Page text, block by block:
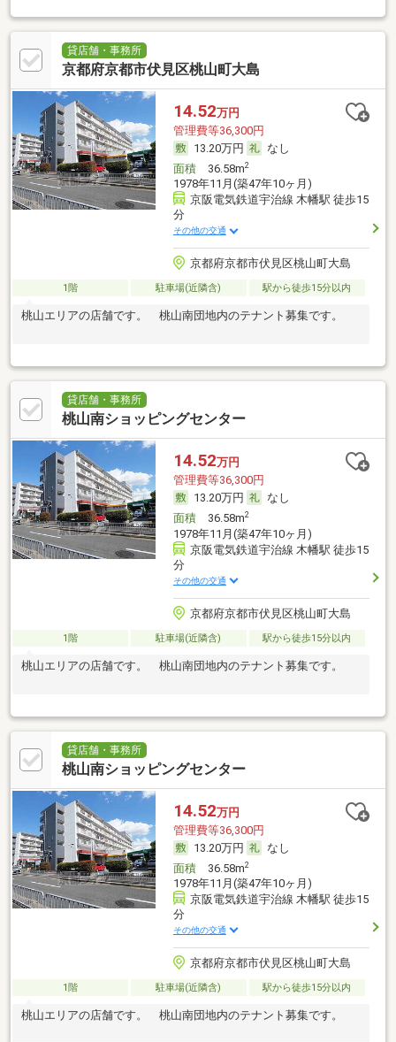
貸店舗・事務所
京都府京都市伏見区桃山町大島
14.52万円
管理費等36,300円
13.20万円
なし
面積36.58m2
1978年11月(築47年10ヶ月)
京阪電気鉄道宇治線 木幡駅 徒歩15
分
その他の交通
京都府京都市伏見区桃山町大島
1階 駐車場(近隣含) 駅から徒歩15分以内
桃山エリアの店舗です。 桃山南団地内のテナント募集です。
貸店舗・事務所
桃山南ショッピングセンター
14.52万円
管理費等36,300円
13.20万円
なし
面積36.58m2
1978年11月(築47年10ヶ月)
京阪電気鉄道宇治線 木幡駅 徒歩15
分
その他の交通
京都府京都市伏見区桃山町大島
1階 駐車場(近隣含) 駅から徒歩15分以内
桃山エリアの店舗です。 桃山南団地内のテナント募集です。
貸店舗・事務所
桃山南ショッピングセンター
14.52万円
管理費等36,300円
13.20万円
なし
面積36.58m2
1978年11月(築47年10ヶ月)
京阪電気鉄道宇治線 木幡駅 徒歩15
分
その他の交通
京都府京都市伏見区桃山町大島
1階 駐車場(近隣含) 駅から徒歩15分以内
桃山エリアの店舗です。 桃山南団地内のテナント募集です。